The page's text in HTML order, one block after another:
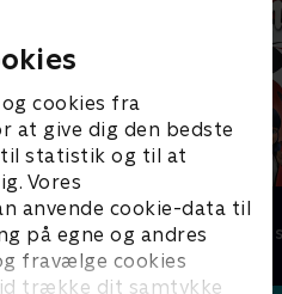
cookies fra
at give dig den bedste
til statistik og til at
Vores
anvende cookie-data til
på egne og andres
fravælge cookies
trække dit samtykke
Miraculous
Børneserier • 3